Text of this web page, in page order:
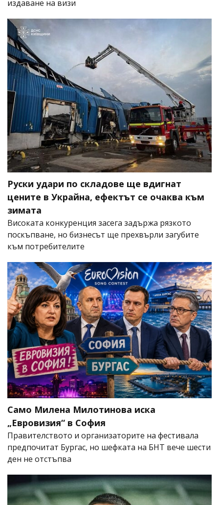
издаване на визи
Руски удари по складове ще вдигнат
цените в Украйна, ефектът се очаква към
зимата
Високата конкуренция засега задържа рязкото
поскъпване, но бизнесът ще прехвърли загубите
към потребителите
Само Милена Милотинова иска
„Евровизия“ в София
Правителството и организаторите на фестивала
предпочитат Бургас, но шефката на БНТ вече шести
ден не отстъпва